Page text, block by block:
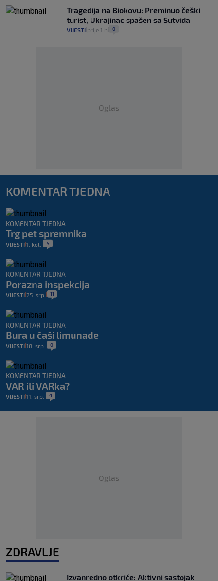
Tragedija na Biokovu: Preminuo češki
turist, Ukrajinac spašen sa Sutvida
VIJESTI prije 1 h 0
Oglas
KOMENTAR TJEDNA
KOMENTAR TJEDNA
Trg pet spremnika
VIJESTI 1. kol. 5
KOMENTAR TJEDNA
Porazna inspekcija
VIJESTI 25. srp. 11
KOMENTAR TJEDNA
Bura u čaši limunade
VIJESTI 18. srp. 0
KOMENTAR TJEDNA
VAR ili VARka?
VIJESTI 11. srp. 4
Oglas
ZDRAVLJE
Izvanredno otkriće: Aktivni sastojak